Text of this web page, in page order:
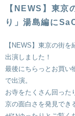
【NEWS】東京
り」湯島編に
【NEWS】東京の街
出演しました！
最後にちらっとお買い
で出演。
お寺をたくさん回った
京の面白さを発見でき